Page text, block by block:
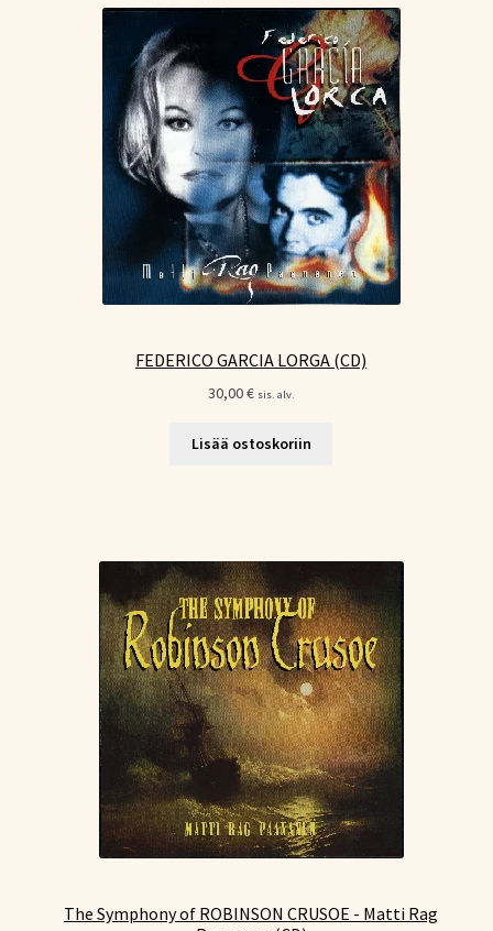
FEDERICO GARCIA LORGA (CD)
30,00€ sis. alv.
Lisää ostoskoriin
The Symphony of ROBINSON CRUSOE - Matti Rag